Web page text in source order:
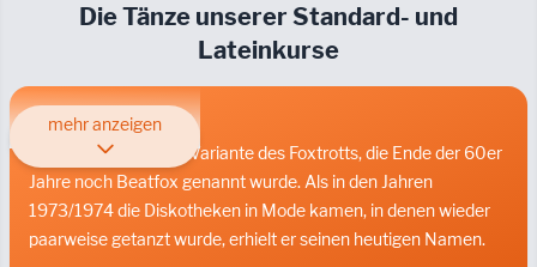
Die Tänze unserer Standard- und
Lateinkurse
mehr anzeigen
Discofox
Der Discofox ist eine Variante des Foxtrotts, die Ende der 60er
Jahre noch Beatfox genannt wurde. Als in den Jahren
1973/1974 die Diskotheken in Mode kamen, in denen wieder
paarweise getanzt wurde, erhielt er seinen heutigen Namen.